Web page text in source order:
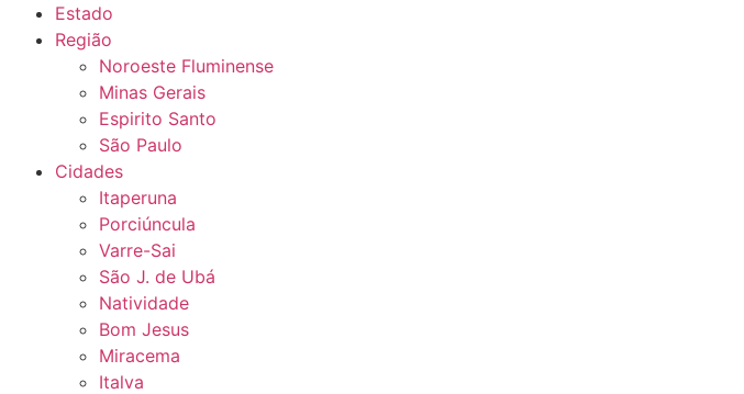
Estado
Região
Noroeste Fluminense
Minas Gerais
Espirito Santo
São Paulo
Cidades
Itaperuna
Porciúncula
Varre-Sai
São J. de Ubá
Natividade
Bom Jesus
Miracema
Italva